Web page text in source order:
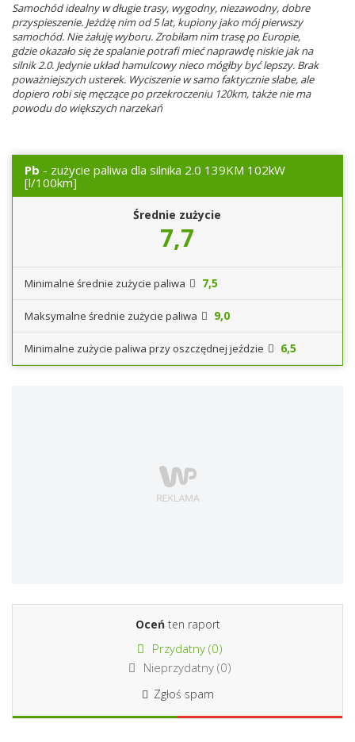
Samochód idealny w długie trasy, wygodny, niezawodny, dobre
przyspieszenie. Jeżdżę nim od 5 lat, kupiony jako mój pierwszy
samochód. Nie żałuję wyboru. Zrobiłam nim trasę po Europie,
gdzie okazało się że spalanie potrafi mieć naprawdę niskie jak na
silnik 2.0. Jedynie układ hamulcowy nieco mógłby być lepszy. Brak
poważniejszych usterek. Wyciszenie w samo faktycznie słabe, ale
dopiero robi się męczące po przekroczeniu 120km, także nie ma
powodu do większych narzekań
Pb - zużycie paliwa dla silnika 2.0 139KM 102kW
[l/100km]
Średnie zużycie
7,7
Minimalne średnie zużycie paliwa 7,5
Maksymalne średnie zużycie paliwa 9,0
Minimalne zużycie paliwa przy oszczędnej jeździe 6,5
Oceńten raport
Przydatny (0)
Nieprzydatny (0)
Zgłoś spam